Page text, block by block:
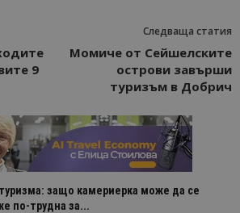
9
Следваща статия
Момиче от Сейшелските
острови завърши
туризъм в Добрич
защо камериерка може да се
по-трудна за...